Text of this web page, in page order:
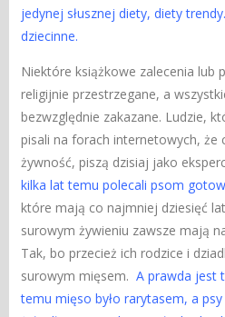
jedynej słusznej diety, diety
dziecinne.
Niektóre książkowe zalecenia lub
religijnie przestrzegane, a
bezwzględnie zakazane. Ludzie,
pisali na forach internetowych, że
żywność, piszą dzisiaj jako
kilka lat temu polecali psom
które mają co najmniej dziesięć
surowym żywieniu zawsze mają
Tak, bo przecież ich rodzice i
surowym mięsem.A prawda jest
temu mięso było rarytasem, a